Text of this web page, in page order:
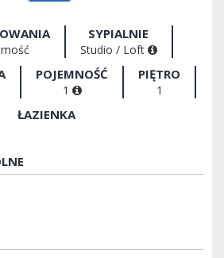
SYPIALNIE
Studio / Loft
POJEMNOŚĆ
1
PIĘTRO
1
ŁAZIENKA